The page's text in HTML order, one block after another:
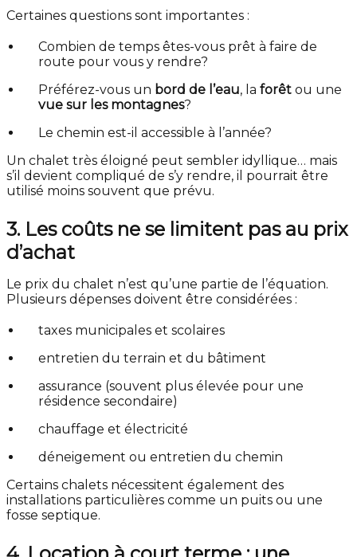
Certaines questions sont importantes :
Combien de temps êtes-vous prêt à faire de
route pour vous y rendre?
Préférez-vous un bord de l’eau, la forêt ou une
vue sur les montagnes?
Le chemin est-il accessible à l’année?
Un chalet très éloigné peut sembler idyllique… mais
s’il devient compliqué de s’y rendre, il pourrait être
utilisé moins souvent que prévu.
3. Les coûts ne se limitent pas au prix
d’achat
Le prix du chalet n’est qu’une partie de l’équation.
Plusieurs dépenses doivent être considérées :
taxes municipales et scolaires
entretien du terrain et du bâtiment
assurance (souvent plus élevée pour une
résidence secondaire)
chauffage et électricité
déneigement ou entretien du chemin
Certains chalets nécessitent également des
installations particulières comme un puits ou une
fosse septique.